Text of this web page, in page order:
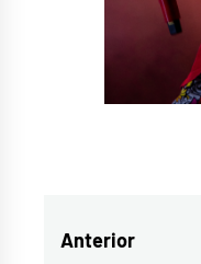
Navegación
Anterior